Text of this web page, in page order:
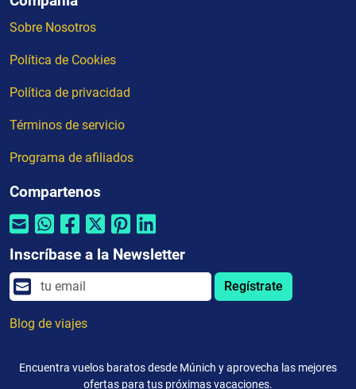
Sobre Nosotros
Política de Cookies
Política de privacidad
Términos de servicio
Programa de afiliados
Compartenos
Inscríbase a la Newsletter
Regístrate
Blog de viajes
Encuentra vuelos baratos desde Múnich y aprovecha las mejores
ofertas para tus próximas vacaciones.